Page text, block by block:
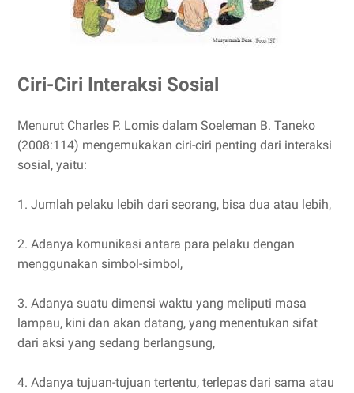
Ciri-Ciri Interaksi Sosial
Menurut Charles P. Lomis dalam Soeleman B. Taneko
(2008:114) mengemukakan ciri-ciri penting dari interaksi
sosial, yaitu:
1. Jumlah pelaku lebih dari seorang, bisa dua atau lebih,
2. Adanya komunikasi antara para pelaku dengan
menggunakan simbol-simbol,
3. Adanya suatu dimensi waktu yang meliputi masa
lampau, kini dan akan datang, yang menentukan sifat
dari aksi yang sedang berlangsung,
4. Adanya tujuan-tujuan tertentu, terlepas dari sama atau